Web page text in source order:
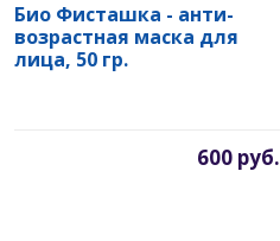
Био Фисташка - анти-
возрастная маска для
лица, 50 гр.
600 руб.